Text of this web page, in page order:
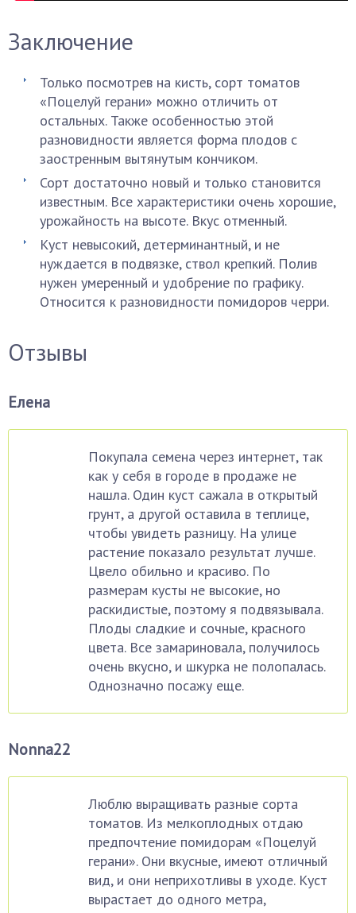
Заключение
Только посмотрев на кисть, сорт томатов
«Поцелуй герани» можно отличить от
остальных. Также особенностью этой
разновидности является форма плодов с
заостренным вытянутым кончиком.
Сорт достаточно новый и только становится
известным. Все характеристики очень хорошие,
урожайность на высоте. Вкус отменный.
Куст невысокий, детерминантный, и не
нуждается в подвязке, ствол крепкий. Полив
нужен умеренный и удобрение по графику.
Относится к разновидности помидоров черри.
Отзывы
Елена
Покупала семена через интернет, так
как у себя в городе в продаже не
нашла. Один куст сажала в открытый
грунт, а другой оставила в теплице,
чтобы увидеть разницу. На улице
растение показало результат лучше.
Цвело обильно и красиво. По
размерам кусты не высокие, но
раскидистые, поэтому я подвязывала.
Плоды сладкие и сочные, красного
цвета. Все замариновала, получилось
очень вкусно, и шкурка не полопалась.
Однозначно посажу еще.
Nonna22
Люблю выращивать разные сорта
томатов. Из мелкоплодных отдаю
предпочтение помидорам «Поцелуй
герани». Они вкусные, имеют отличный
вид, и они неприхотливы в уходе. Куст
вырастает до одного метра,